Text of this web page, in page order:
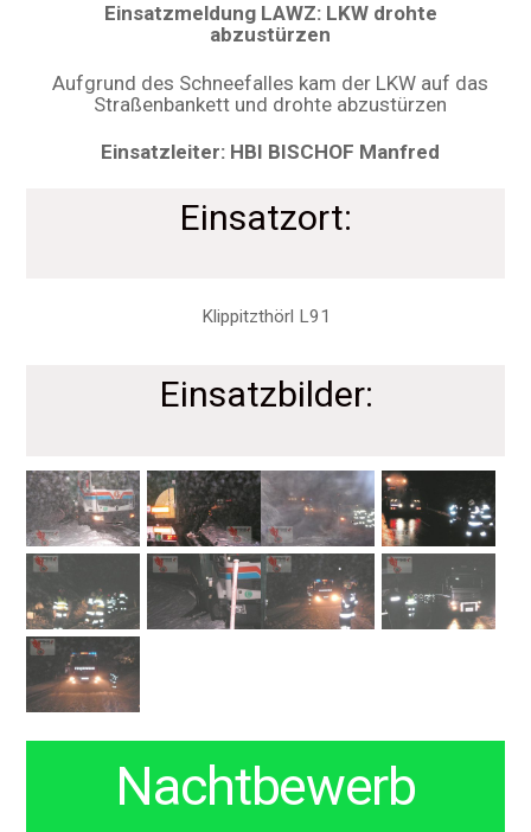
Einsatzmeldung LAWZ: LKW drohte
abzustürzen
Aufgrund des Schneefalles kam der LKW auf das
Straßenbankett und drohte abzustürzen
Einsatzleiter: HBI BISCHOF Manfred
Einsatzort:
Klippitzthörl L91
Einsatzbilder:
Nachtbewerb